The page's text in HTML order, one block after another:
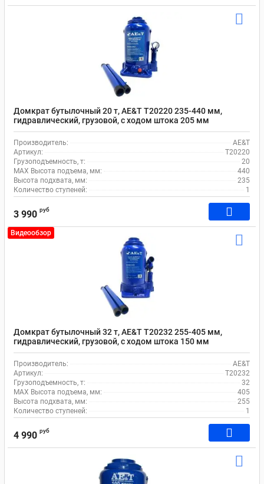
Домкрат бутылочный 20 т, AE&T T20220 235-440 мм,
гидравлический, грузовой, с ходом штока 205 мм
Производитель:
AE&T
Артикул:
T20220
Грузоподъемность, т:
20
MAX Высота подъема, мм:
440
Высота подхвата, мм:
235
Количество ступеней:
1
3 990 руб
Видеообзор
Домкрат бутылочный 32 т, AE&T T20232 255-405 мм,
гидравлический, грузовой, с ходом штока 150 мм
Производитель:
AE&T
Артикул:
T20232
Грузоподъемность, т:
32
MAX Высота подъема, мм:
405
Высота подхвата, мм:
255
Количество ступеней:
1
4 990 руб